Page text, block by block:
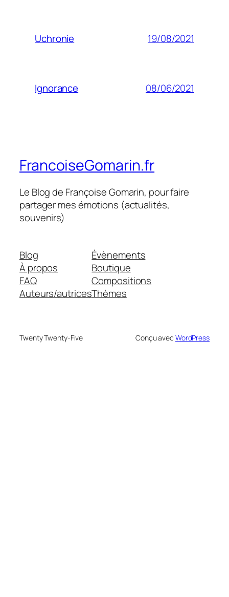
Uchronie 19/08/2021
Ignorance 08/06/2021
FrancoiseGomarin.fr
Le Blog de Françoise Gomarin, pour faire
partager mes émotions (actualités,
souvenirs)
Blog
À propos
FAQ
Auteurs/autrices
Évènements
Boutique
Compositions
Thèmes
Twenty Twenty-Five Conçu avec WordPress